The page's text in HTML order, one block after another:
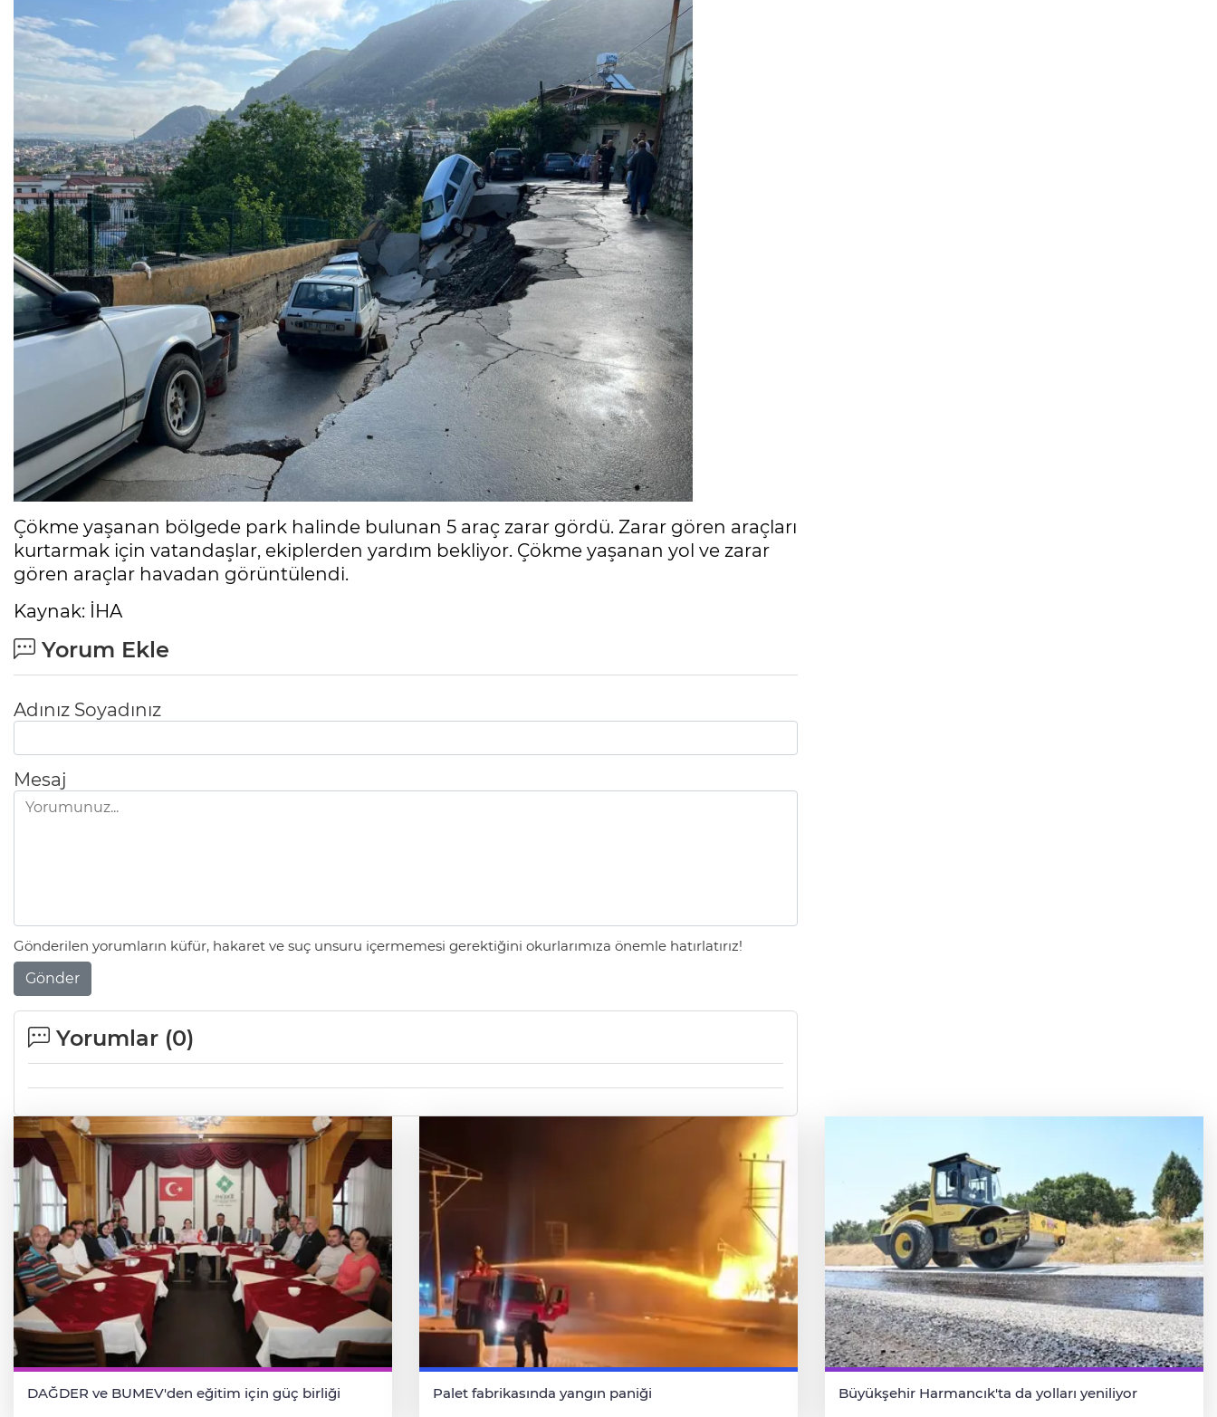
Çökme yaşanan bölgede park halinde bulunan 5 araç zarar gördü. Zarar gören araçları
kurtarmak için vatandaşlar, ekiplerden yardım bekliyor. Çökme yaşanan yol ve zarar
gören araçlar havadan görüntülendi.
Kaynak: İHA
Yorum Ekle
Adınız Soyadınız
Mesaj
Gönderilen yorumların küfür, hakaret ve suç unsuru içermemesi gerektiğini okurlarımıza önemle hatırlatırız!
Gönder
Yorumlar (0)
DAĞDER ve BUMEV'den eğitim için güç birliği Palet fabrikasında yangın paniği Büyükşehir Harmancık'ta da yolları yeniliyor